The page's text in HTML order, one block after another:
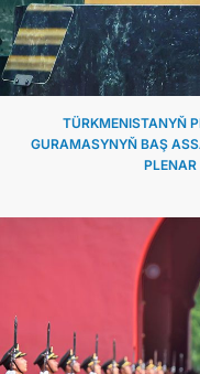
TÜRKMENISTANYŇ
GURAMASYNYŇ BAŞ